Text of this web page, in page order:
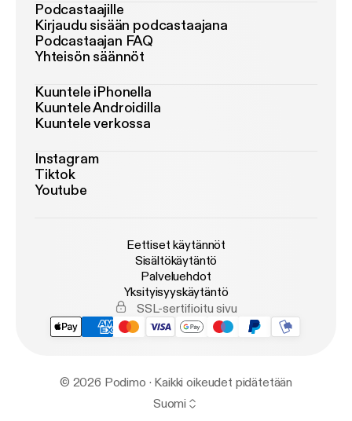
Podcastaajille
Kirjaudu sisään podcastaajana
Podcastaajan FAQ
Yhteisön säännöt
Kuuntele iPhonella
Kuuntele Androidilla
Kuuntele verkossa
Instagram
Tiktok
Youtube
Eettiset käytännöt
Sisältökäytäntö
Palveluehdot
Yksityisyyskäytäntö
SSL-sertifioitu sivu
© 2026 Podimo · Kaikki oikeudet pidätetään
Suomi